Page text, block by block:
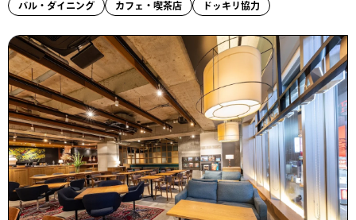
バル・ダイニング カフェ・喫茶店 ドッキリ協力